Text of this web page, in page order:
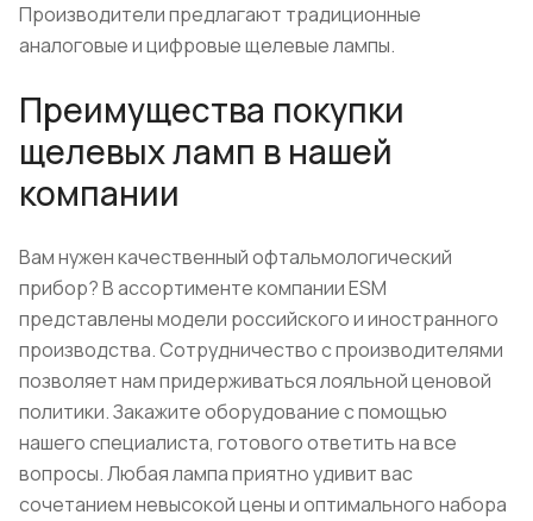
Производители предлагают традиционные
аналоговые и цифровые щелевые лампы.
Преимущества покупки
щелевых ламп в нашей
компании
Вам нужен качественный офтальмологический
прибор? В ассортименте компании ESM
представлены модели российского и иностранного
производства. Сотрудничество с производителями
позволяет нам придерживаться лояльной ценовой
политики. Закажите оборудование с помощью
нашего специалиста, готового ответить на все
вопросы. Любая лампа приятно удивит вас
сочетанием невысокой цены и оптимального набора